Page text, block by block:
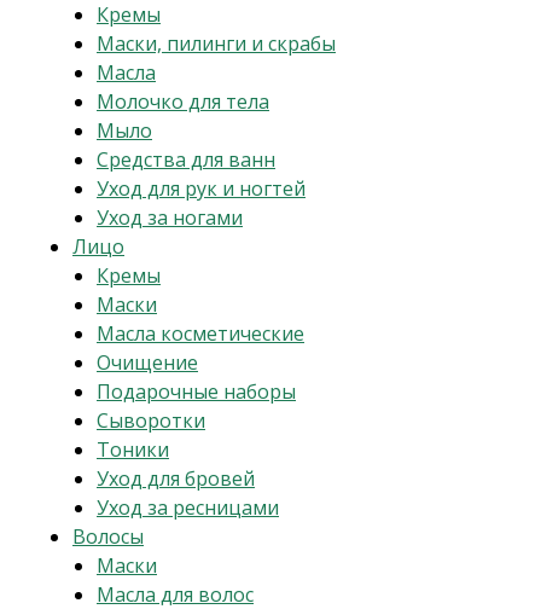
Кремы
Маски, пилинги и скрабы
Масла
Молочко для тела
Мыло
Средства для ванн
Уход для рук и ногтей
Уход за ногами
Лицо
Кремы
Маски
Масла косметические
Очищение
Подарочные наборы
Сыворотки
Тоники
Уход для бровей
Уход за ресницами
Волосы
Маски
Масла для волос